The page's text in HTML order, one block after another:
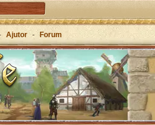
antică
Ajutor - Forum